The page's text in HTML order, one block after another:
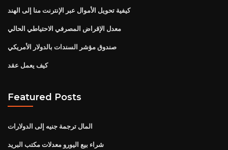
كيفية تحويل الأموال عبر الإنترنت منا إلى الهند
معدل الإقراض المصرفي الاحتياطي الحالي
صندوق مؤشر السندات بالدولار الأمريكي
كيف يعمل عقد
Featured Posts
المال ترجمة جنيه إلى الدولارات
شراء بيع اليورو معدلات مكتب البريد